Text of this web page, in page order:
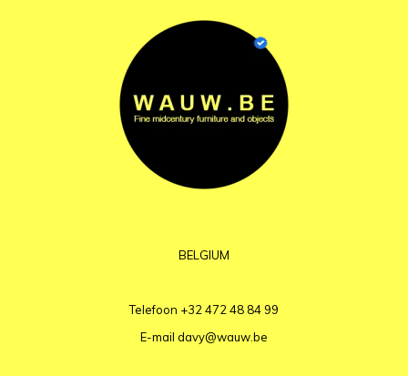
BELGIUM
Telefoon +32 472 48 84 99
E-mail davy@wauw.be